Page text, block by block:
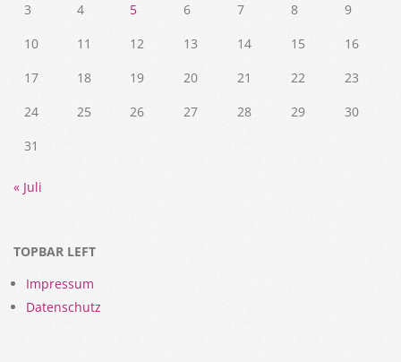
3
4 5 6 7 8
9
10
11 12 13 14 15
16
17
18 19 20 21 22
23
24
25 26 27 28 29
30
31
« Juli
TOPBAR LEFT
Impressum
Datenschutz